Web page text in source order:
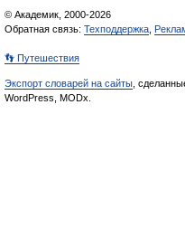
© Академик, 2000-2026
Обратная связь: Техподдержка
👣 Путешествия
Экспорт словарей на сайты ,
WordPress, MODx.